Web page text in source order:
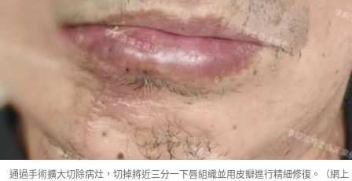
通過手術擴大切除病灶，切掉將近三分一下唇組織並用皮瓣進行精細修復。（網上